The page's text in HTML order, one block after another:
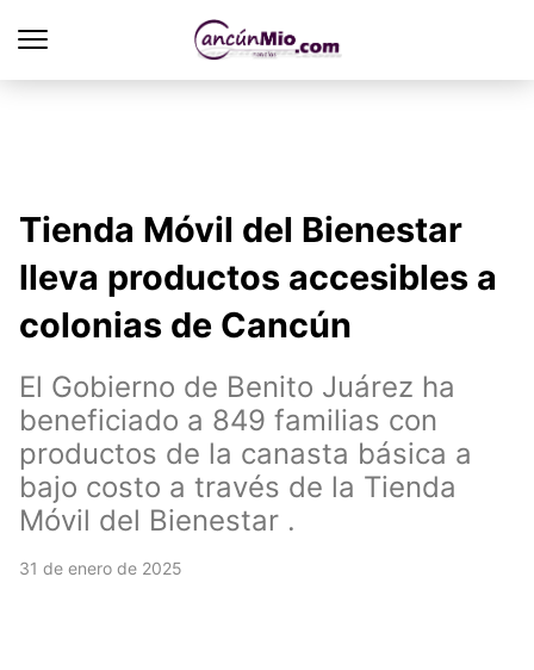
Tienda Móvil del Bienestar
lleva productos accesibles a
colonias de Cancún
El Gobierno de Benito Juárez ha
beneficiado a 849 familias con
productos de la canasta básica a
bajo costo a través de la Tienda
Móvil del Bienestar .
31 de enero de 2025